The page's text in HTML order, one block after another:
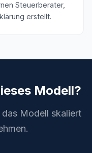
Steuerberater,
erstellt.
Modell?
Modell skaliert